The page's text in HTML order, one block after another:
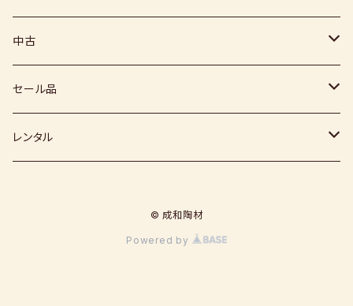
下絵具
その他（土・泥等）
顔料
灰
堀田窯
鶴見窯
秀山窯
高取焼
鬼丸雪山窯
福岡県：窯元・陶芸作家
恵水窯
信楽赤土
梅崎粘土
七隈粘土
中古
窯
電気窯
電動ろくろ
セール品
小道具
レンタル
© 成和陶材
Powered by